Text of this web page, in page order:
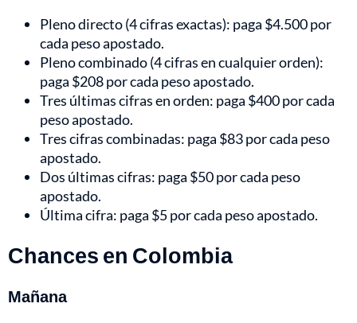
Pleno directo (4 cifras exactas): paga $4.500 por
cada peso apostado.
Pleno combinado (4 cifras en cualquier orden):
paga $208 por cada peso apostado.
Tres últimas cifras en orden: paga $400 por cada
peso apostado.
Tres cifras combinadas: paga $83 por cada peso
apostado.
Dos últimas cifras: paga $50 por cada peso
apostado.
Última cifra: paga $5 por cada peso apostado.
Chances en Colombia
Mañana